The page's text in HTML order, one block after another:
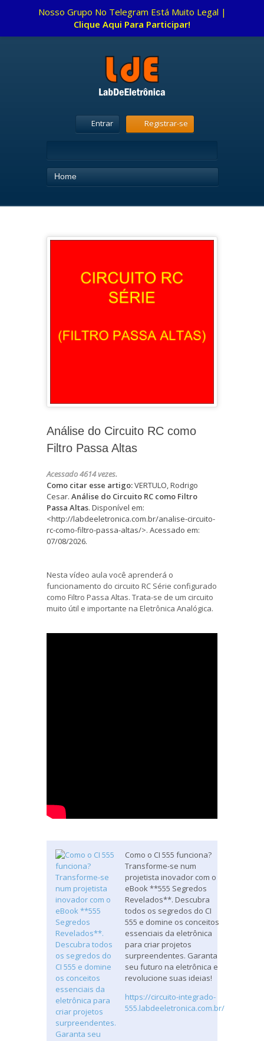
Entrar Registrar-se
Home
Análise do Circuito RC como
Filtro Passa Altas
Acessado 4614 vezes.
Como citar esse artigo:VERTULO, Rodrigo
Cesar. Análise do Circuito RC como Filtro
Passa Altas. Disponível em:
<http://labdeeletronica.com.br/analise-circuito-
rc-como-filtro-passa-altas/>. Acessado em:
07/08/2026.
Nesta vídeo aula você aprenderá o
funcionamento do circuito RC Série configurado
como Filtro Passa Altas. Trata-se de um circuito
muito útil e importante na Eletrônica Analógica.
Como o CI 555 funciona?
Transforme-se num
projetista inovador com o
eBook **555 Segredos
Revelados**. Descubra
todos os segredos do CI
555 e domine os conceitos
essenciais da eletrônica
para criar projetos
surpreendentes. Garanta
seu futuro na eletrônica e
revolucione suas ideias!
https://circuito-integrado-
555.labdeeletronica.com.br/
Nosso Grupo No Telegram Está Muito Legal |
Clique Aqui Para Participar!